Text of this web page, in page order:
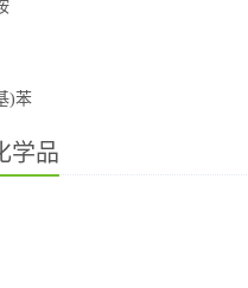
)苯
学品